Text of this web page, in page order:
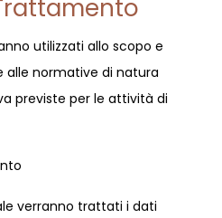
utilizzati allo scopo e
alle normative di natura
previste per le attività di
verranno trattati i dati